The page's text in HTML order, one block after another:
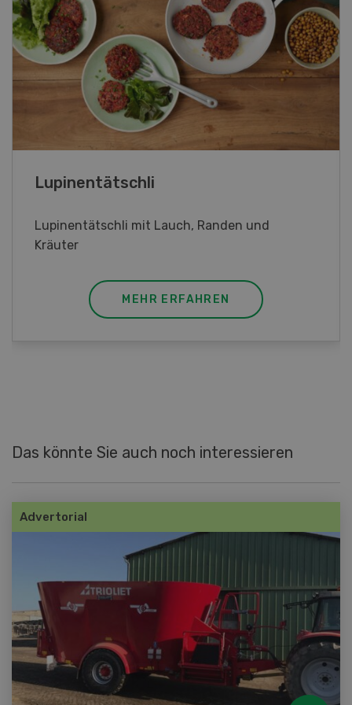
Frühlingsrollen
Frühlingsrollen mit Poulet
MEHR ERFAHREN
Das könnte Sie auch noch interessieren
Advertorial